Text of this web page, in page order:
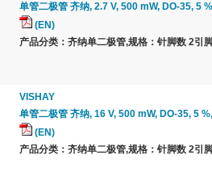
单管二极管 齐纳, 2.7 V, 500 mW, DO-35, 5
(EN)
产品分类：齐纳单二极管,规格：针脚数 2引
VISHAY
单管二极管 齐纳, 16 V, 500 mW, DO-35, 5
(EN)
产品分类：齐纳单二极管,规格：针脚数 2引